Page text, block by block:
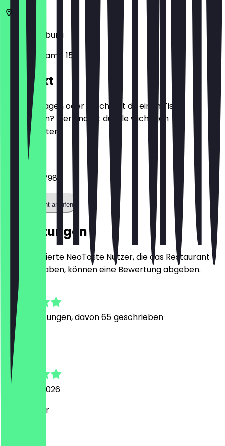
47166
Duisburg
Im Birkenkamp 15
Kontakt
Hast du Fragen oder möchtest du einen Tisch
reservieren? Hier findest du alle wichtigen
Kontaktdaten.
Telefon
0203 71347986
Restaurant anrufen
Bewertungen
Nur registrierte NeoTaste Nutzer, die das Restaurant
besucht haben, können eine Bewertung abgeben.
315Bewertungen, davon 65 geschrieben
Liza
3. August 2026
Sehr lecker